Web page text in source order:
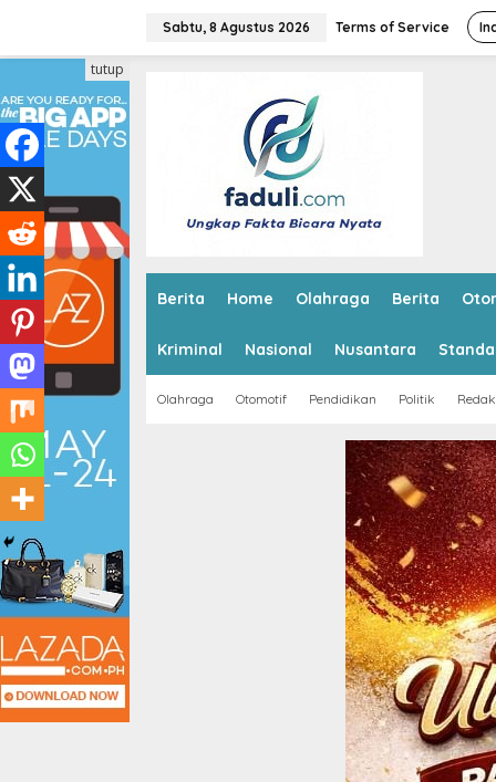
i
k
e
k
n
n
Sabtu, 8 Agustus 2026 Terms of Service
Berita Home Olahraga Berita
Kriminal Nasional Nusantara
Olahraga Otomotif Pendidikan Politik
tutup